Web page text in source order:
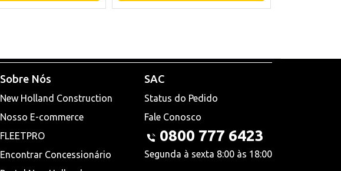
Sobre Nós
New Holland Construction
Nosso E-commerce
FLEETPRO
Encontrar Concessionário
SAC
Status do Pedido
Fale Conosco
0800 777 6423
Segunda à sexta 8:00 às 18:00